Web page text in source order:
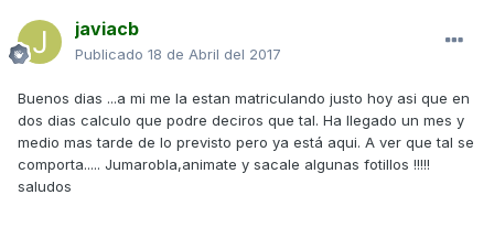
javiacb
Publicado 18 de Abril del 2017
Buenos dias ...a mi me la estan matriculando justo hoy asi que en
dos dias calculo que podre deciros que tal. Ha llegado un mes y
medio mas tarde de lo previsto pero ya está aqui. A ver que tal se
comporta..... Jumarobla,animate y sacale algunas fotillos !!!!!
saludos